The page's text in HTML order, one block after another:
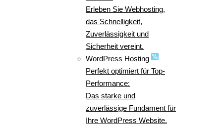
Erleben Sie Webhosting,
das Schnelligkeit,
Zuverlässigkeit und
Sicherheit vereint.
WordPress Hosting
Perfekt optimiert für Top-
Performance:
Das starke und
zuverlässige Fundament für
Ihre WordPress Website.